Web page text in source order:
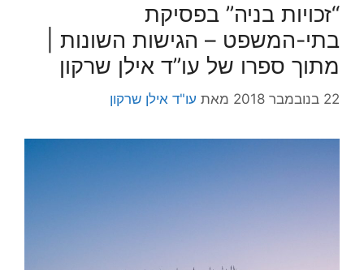
“זכויות בניה” בפסיקת
בתי-המשפט – הגישות השונות |
מתוך ספרו של עו”ד אילן שרקון
22 בנובמבר 2018 מאת עו"ד אילן שרקון